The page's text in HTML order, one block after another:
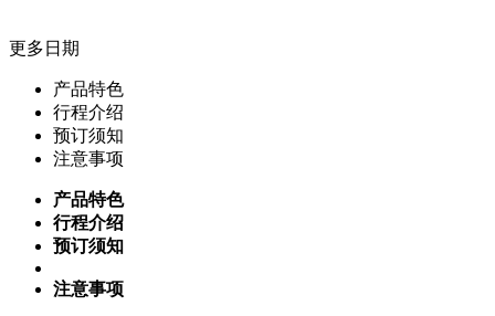
更多日期
产品特色
行程介绍
预订须知
注意事项
产品特色
行程介绍
预订须知
注意事项